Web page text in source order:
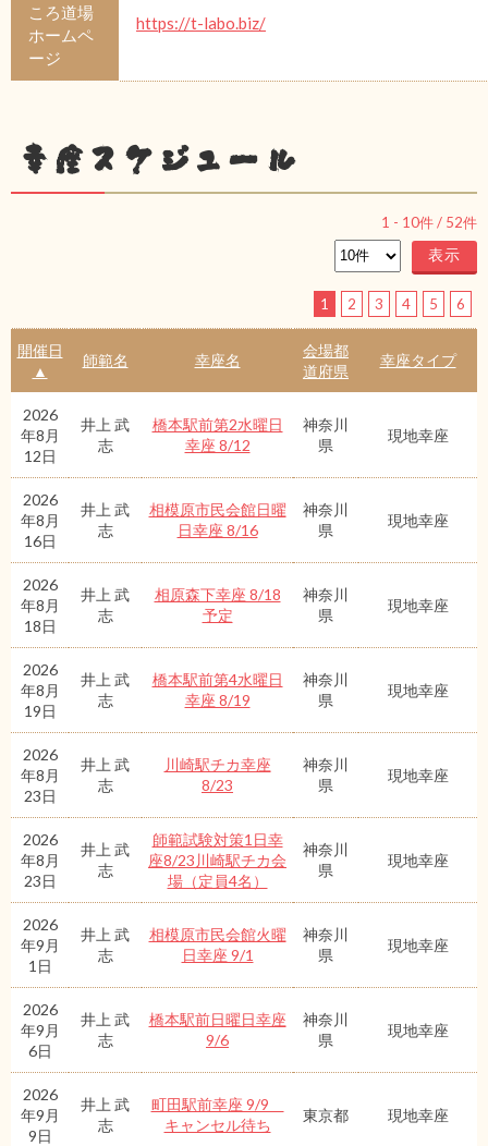
ころ道場
ホームペ
ージ
https://t-labo.biz/
幸座スケジュール
1 - 10件 / 52件
1 2 3 4 5 6
開催日
▲
師範名 幸座名
会場都
道府県
幸座タイプ
2026
年8月
12日
井上 武
志
橋本駅前第2水曜日
幸座 8/12
神奈川
県
現地幸座
2026
年8月
16日
井上 武
志
相模原市民会館日曜
日幸座 8/16
神奈川
県
現地幸座
2026
年8月
18日
井上 武
志
相原森下幸座 8/18
予定
神奈川
県
現地幸座
2026
年8月
19日
井上 武
志
橋本駅前第4水曜日
幸座 8/19
神奈川
県
現地幸座
2026
年8月
23日
井上 武
志
川崎駅チカ幸座
8/23
神奈川
県
現地幸座
2026
年8月
23日
井上 武
志
師範試験対策1日幸
座8/23川崎駅チカ会
場（定員4名）
神奈川
県
現地幸座
2026
年9月
1日
井上 武
志
相模原市民会館火曜
日幸座 9/1
神奈川
県
現地幸座
2026
年9月
6日
井上 武
志
橋本駅前日曜日幸座
9/6
神奈川
県
現地幸座
2026
年9月
9日
井上 武
志
町田駅前幸座 9/9
キャンセル待ち
東京都 現地幸座